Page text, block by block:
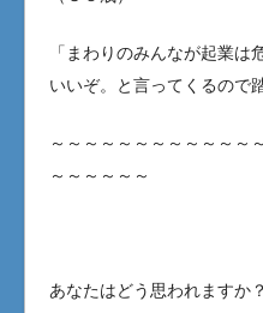
「まわりのみんなが起業
いいぞ。と言ってくるので
～～～～～～～～～～～～
～～～～～～
あなたはどう思われますか？